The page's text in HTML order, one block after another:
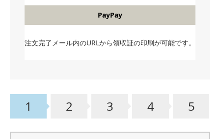
PayPay
注文完了メール内のURLから領収証の印刷が可能です。
1 2 3 4 5